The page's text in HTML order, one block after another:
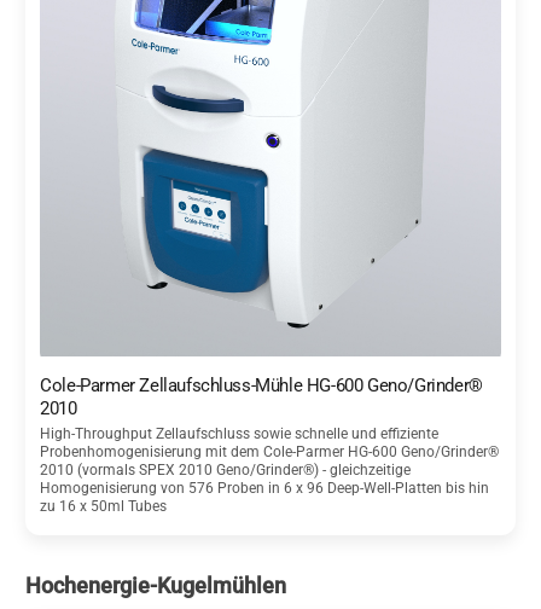
Cole-Parmer Zellaufschluss-Mühle HG-600 Geno/Grinder®
2010
High-Throughput Zellaufschluss sowie schnelle und effiziente
Probenhomogenisierung mit dem Cole-Parmer HG-600 Geno/Grinder®
2010 (vormals SPEX 2010 Geno/Grinder®) - gleichzeitige
Homogenisierung von 576 Proben in 6 x 96 Deep-Well-Platten bis hin
zu 16 x 50ml Tubes
Hochenergie-Kugelmühlen